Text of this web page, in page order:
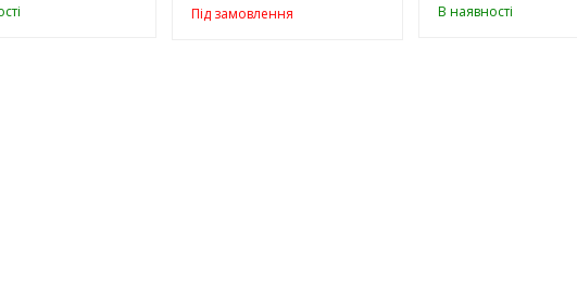
Під замовлення В наявності